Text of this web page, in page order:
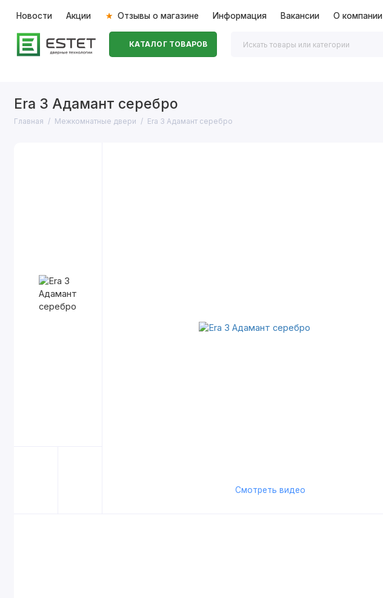
Новости Акции Отзывы о магазине Информация Вакансии О компании
КАТАЛОГ ТОВАРОВ
Era 3 Адамант серебро
Главная Межкомнатные двери Era 3 Адамант серебро
Смотреть видео